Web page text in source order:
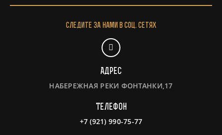
Следите за нами в соц. сетях
Адрес
НАБЕРЕЖНАЯ РЕКИ ФОНТАНКИ,17
Телефон
+7 (921) 990-75-77